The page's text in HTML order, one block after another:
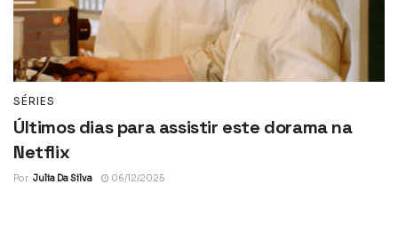
SÉRIES
Últimos dias para assistir este dorama na
Netflix
Por Julia Da Silva 06/12/2025